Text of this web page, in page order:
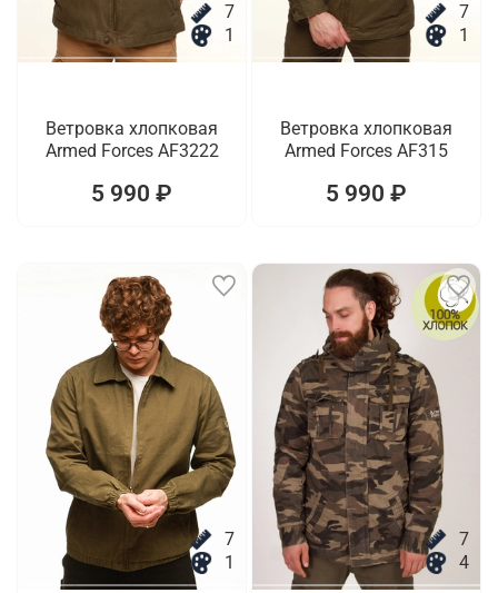
7
1
Ветровка хлопковая
Armed Forces AF3222
5 990 ₽
7
1
Ветровка хлопковая
Armed Forces AF315
5 990 ₽
7
1
7
4